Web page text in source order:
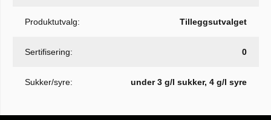
Produktutvalg: Tilleggsutvalget
Sertifisering: 0
Sukker/syre: under 3 g/l sukker, 4 g/l syre